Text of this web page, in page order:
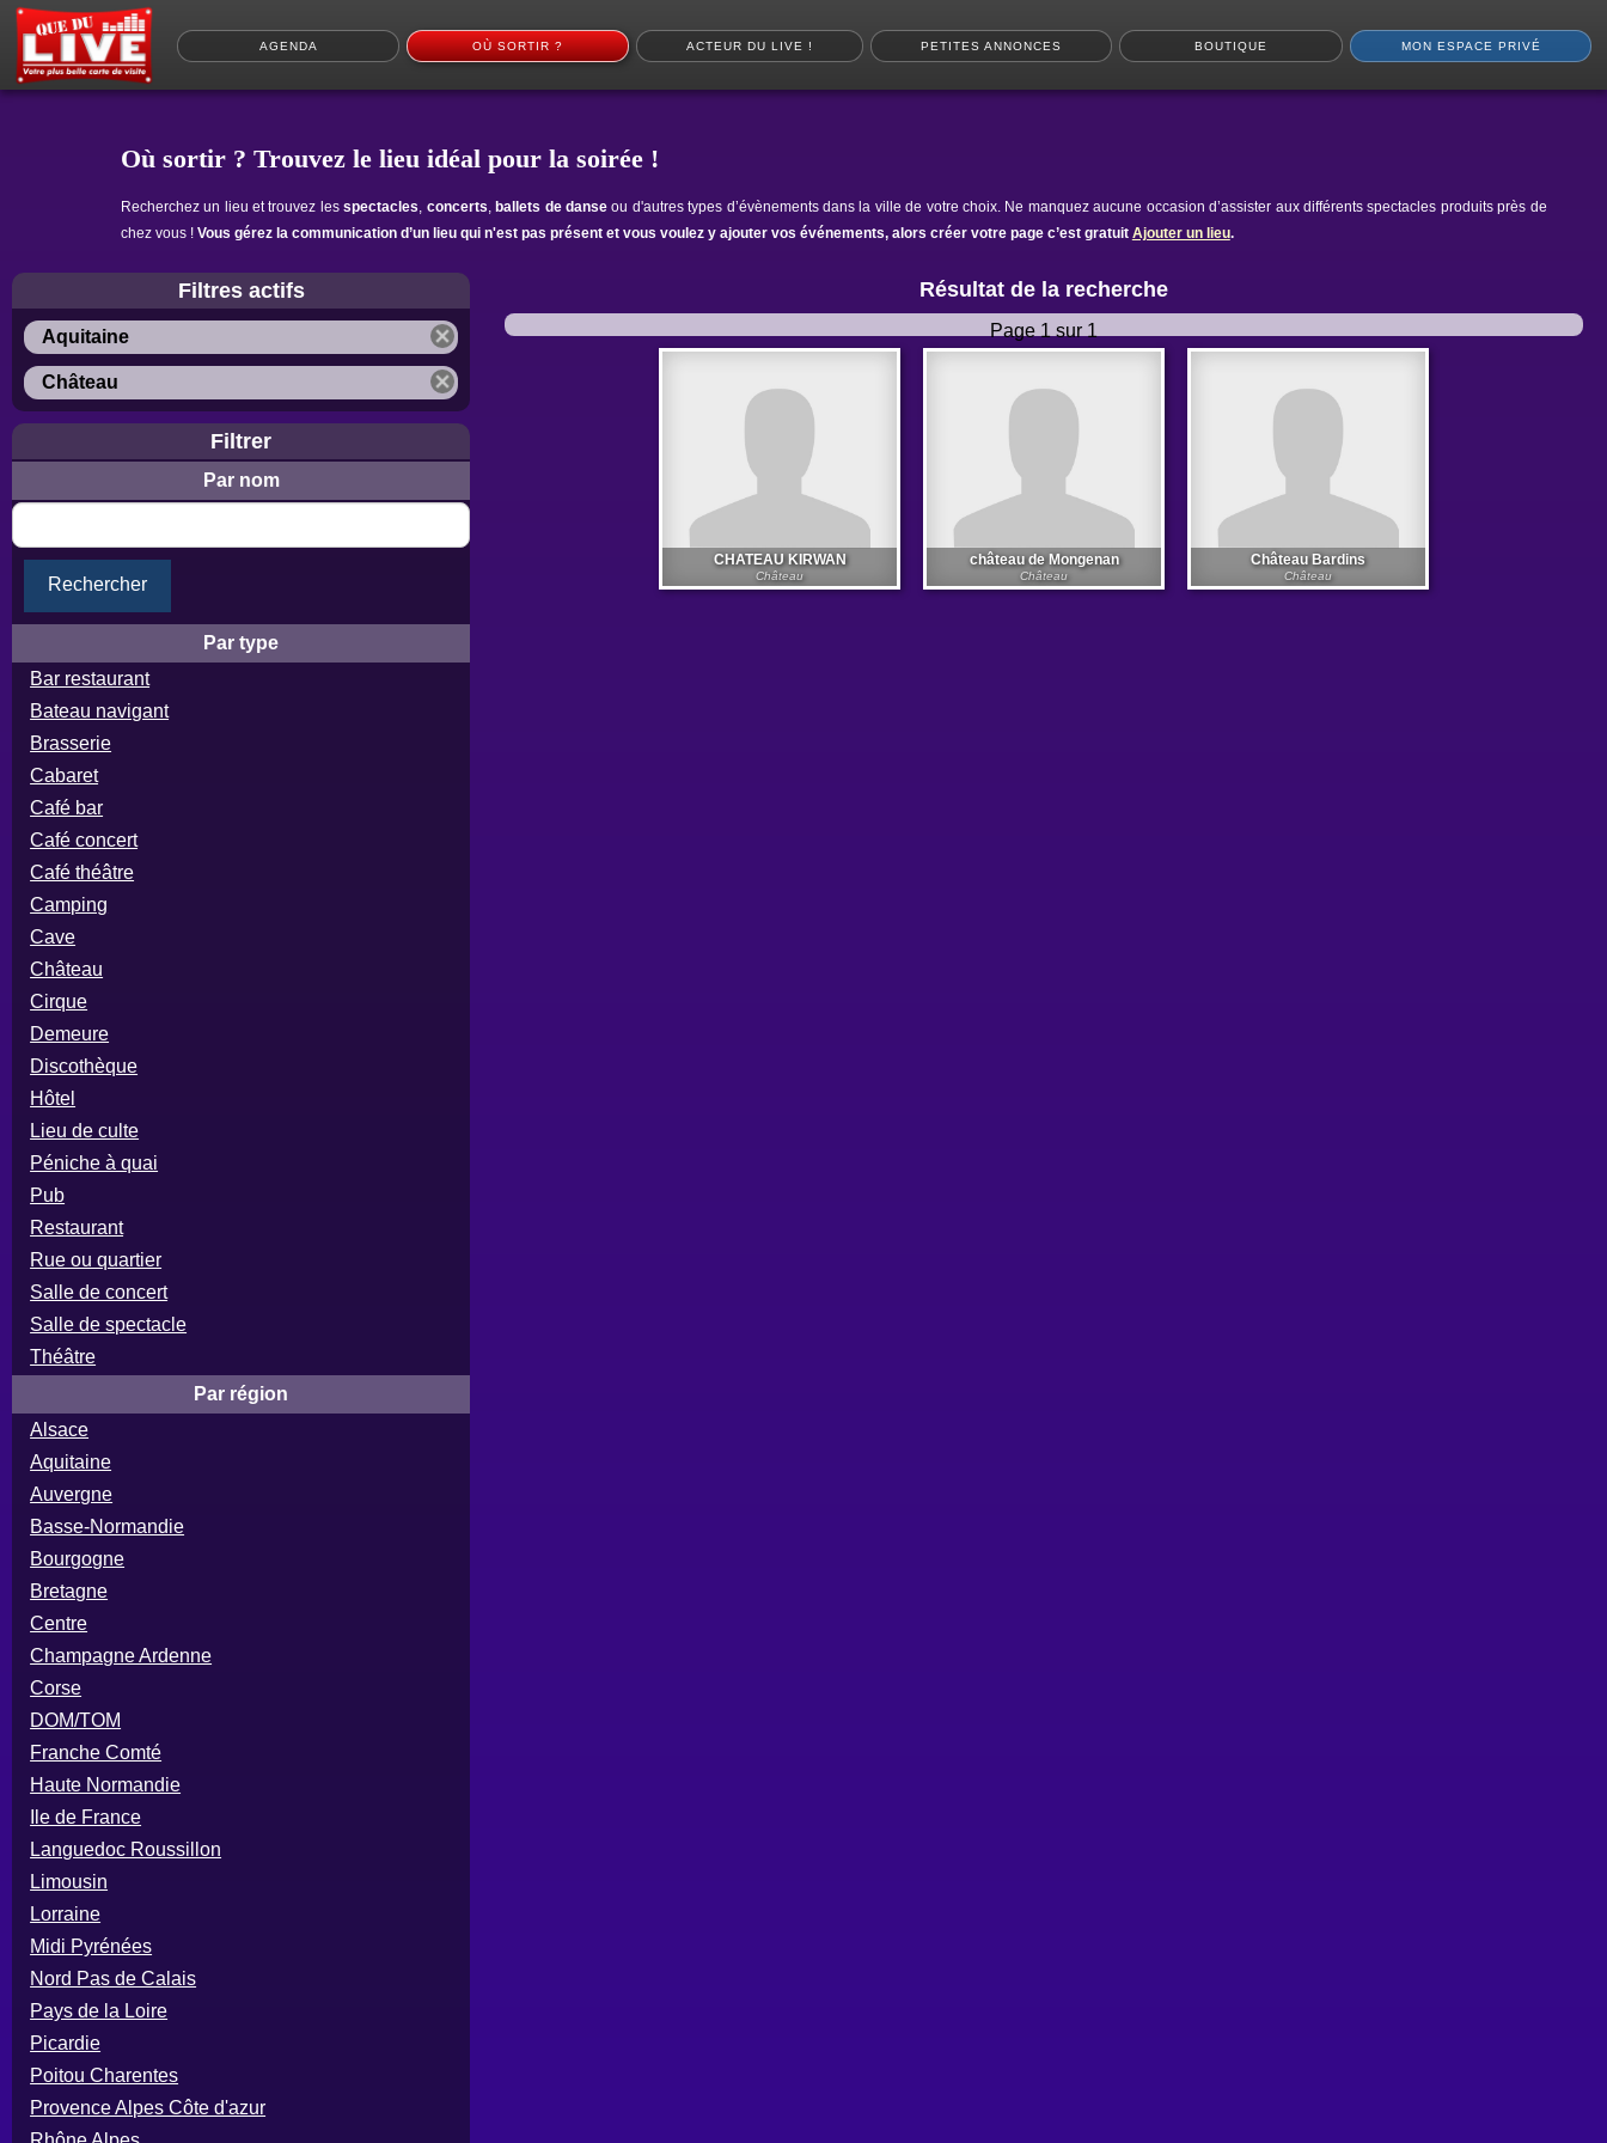
AGENDA OÙ SORTIR ? ACTEUR DU LIVE ! PETITES ANNONCES BOUTIQUE MON ESPACE PRIVÉ
Où sortir ? Trouvez le lieu idéal pour la soirée !
Recherchez un lieu et trouvez lesspectacles concerts ,ballets de danseou d'autres types d’évènements dans la ville de votre choix. Ne manquez aucune occasion d’assister aux différents spectacles produits près de
chez vous ! Vous gérez la communication d’un lieu qui n'est pas présent et vous voulez y ajouter vos événements, alors créer votre page c’est gratuit Ajouter un lieu.
Filtres actifs
Aquitaine
Château
Filtrer
Par nom
Rechercher
Par type
Bar restaurant
Bateau navigant
Brasserie
Cabaret
Café bar
Café concert
Café théâtre
Camping
Cave
Château
Cirque
Demeure
Discothèque
Hôtel
Lieu de culte
Péniche à quai
Pub
Restaurant
Rue ou quartier
Salle de concert
Salle de spectacle
Théâtre
Par région
Alsace
Aquitaine
Auvergne
Basse-Normandie
Bourgogne
Bretagne
Centre
Champagne Ardenne
Corse
DOM/TOM
Franche Comté
Haute Normandie
Ile de France
Languedoc Roussillon
Limousin
Lorraine
Midi Pyrénées
Nord Pas de Calais
Pays de la Loire
Picardie
Poitou Charentes
Provence Alpes Côte d'azur
Résultat de la recherche
Page 1 sur 1
CHATEAU KIRWAN
Château
château de Mongenan
Château
Château Bardins
Château